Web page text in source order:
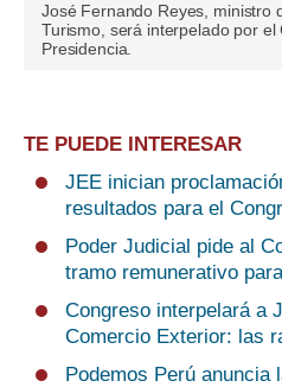
José Fernando Reyes, ministro
Turismo, será interpelado por el
Presidencia.
TE PUEDE INTERESAR
JEE inician
resultados para el
Poder Judicial pide al
tramo remunerativo
Congreso interpelará a
Comercio Exterior: las
Podemos Perú anuncia